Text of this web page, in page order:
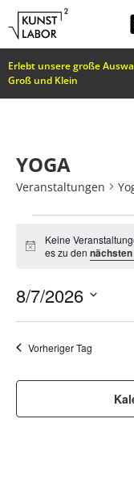
Erlebt unsere große
Groß und Klein
YOGA
Veranstaltungen
Hinweis
Keine
es zu den
8/7/2026
wählen.
Vorheriger Tag